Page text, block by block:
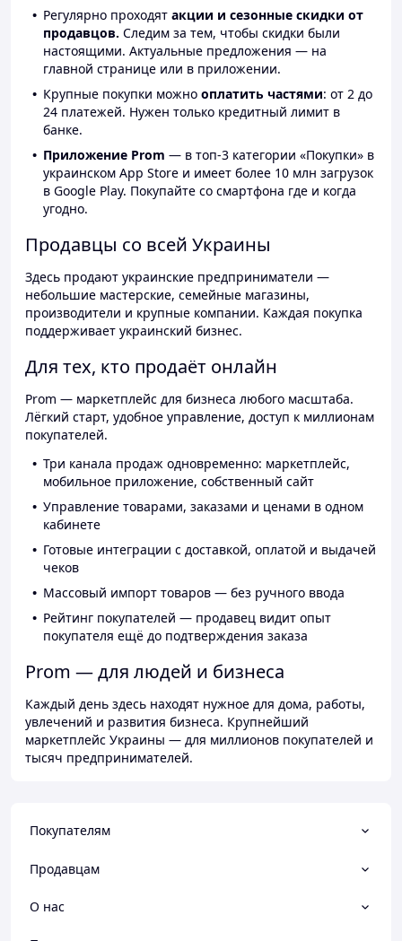
Регулярно проходят акции и сезонные скидки от
продавцов. Следим за тем, чтобы скидки были
настоящими. Актуальные предложения — на
главной странице или в приложении.
Крупные покупки можно оплатить частями: от 2 до
24 платежей. Нужен только кредитный лимит в
банке.
Приложение Prom — в топ-3 категории «Покупки» в
украинском App Store и имеет более 10 млн загрузок
в Google Play. Покупайте со смартфона где и когда
угодно.
Продавцы со всей Украины
Здесь продают украинские предприниматели —
небольшие мастерские, семейные магазины,
производители и крупные компании. Каждая покупка
поддерживает украинский бизнес.
Для тех, кто продаёт онлайн
Prom — маркетплейс для бизнеса любого масштаба.
Лёгкий старт, удобное управление, доступ к миллионам
покупателей.
Три канала продаж одновременно: маркетплейс,
мобильное приложение, собственный сайт
Управление товарами, заказами и ценами в одном
кабинете
Готовые интеграции с доставкой, оплатой и выдачей
чеков
Массовый импорт товаров — без ручного ввода
Рейтинг покупателей — продавец видит опыт
покупателя ещё до подтверждения заказа
Prom — для людей и бизнеса
Каждый день здесь находят нужное для дома, работы,
увлечений и развития бизнеса. Крупнейший
маркетплейс Украины — для миллионов покупателей и
тысяч предпринимателей.
Покупателям
Продавцам
О нас